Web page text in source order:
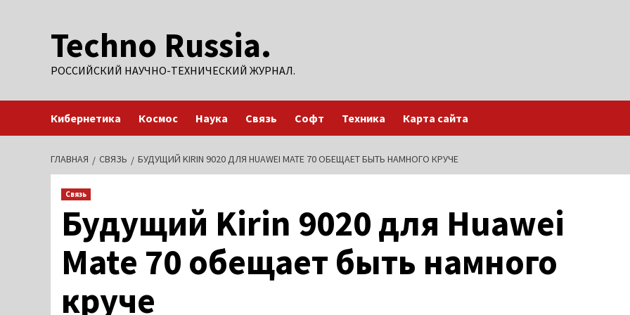
содержимомуTechno Russia.
РОССИЙСКИЙ НАУЧНО-ТЕХНИЧЕСКИЙ ЖУРНАЛ.
Кибернетика Космос Наука Связь Софт Техника Карта сайта
ГЛАВНАЯ СВЯЗЬ БУДУЩИЙ KIRIN 9020 ДЛЯ HUAWEI MATE 70 ОБЕЩАЕТ БЫТЬ НАМНОГО КРУЧЕ
Связь
Будущий Kirin 9020 для Huawei
Mate 70 обещает быть намного
круче